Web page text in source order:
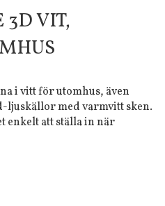
3D VIT,
i vitt för utomhus, även
ljuskällor med varmvitt sken.
enkelt att ställa in när